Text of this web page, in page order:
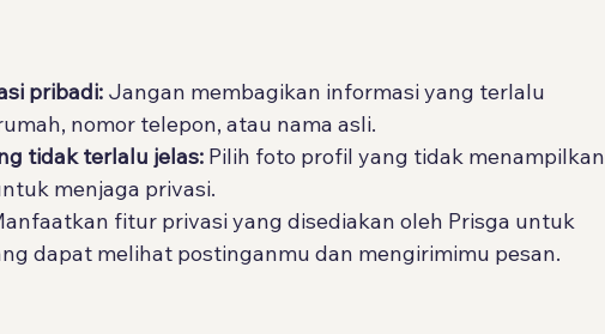
pribadi: Jangan membagikan informasi yang terlalu
nomor telepon, atau nama asli.
tidak terlalu jelas: Pilih foto profil yang tidak menampilkan
menjaga privasi.
fitur privasi yang disediakan oleh Prisga untuk
dapat melihat postinganmu dan mengirimimu pesan.